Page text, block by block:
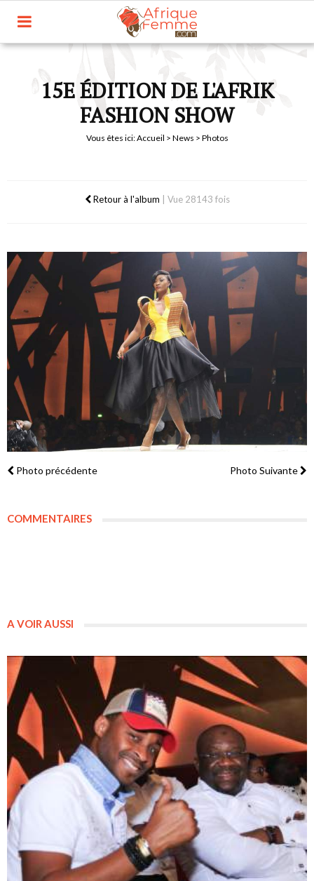
15E ÉDITION DE L'AFRIK
FASHION SHOW
Vous êtes ici:Accueil > News > Photos
Retour à l'album Vue 28143 fois
Photo précédente Photo Suivante
COMMENTAIRES
A VOIR AUSSI